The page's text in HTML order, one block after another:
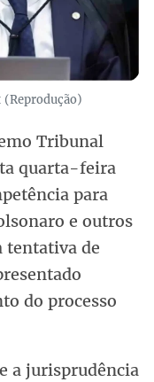
(Reprodução)
Tribunal
quarta-feira
para
e outros
tentativa de
do processo
a jurisprudência